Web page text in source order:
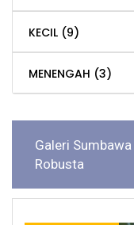
KECIL (9)
MENENGAH (3)
Galeri Sumbawa
Robusta